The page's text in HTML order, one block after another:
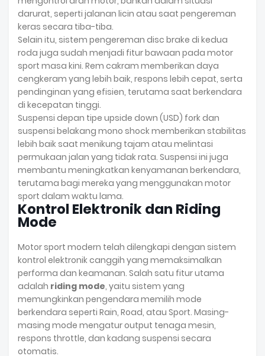
darurat, seperti jalanan licin atau saat pengereman
keras secara tiba-tiba.
Selain itu, sistem pengereman disc brake di kedua
roda juga sudah menjadi fitur bawaan pada motor
sport masa kini. Rem cakram memberikan daya
cengkeram yang lebih baik, respons lebih cepat, serta
pendinginan yang efisien, terutama saat berkendara
di kecepatan tinggi.
Suspensi depan tipe upside down (USD) fork dan
suspensi belakang mono shock memberikan stabilitas
lebih baik saat menikung tajam atau melintasi
permukaan jalan yang tidak rata. Suspensi ini juga
membantu meningkatkan kenyamanan berkendara,
terutama bagi mereka yang menggunakan motor
sport dalam waktu lama.
Kontrol Elektronik dan Riding
Mode
Motor sport modern telah dilengkapi dengan sistem
kontrol elektronik canggih yang memaksimalkan
performa dan keamanan. Salah satu fitur utama
adalah riding mode, yaitu sistem yang
memungkinkan pengendara memilih mode
berkendara seperti Rain, Road, atau Sport. Masing-
masing mode mengatur output tenaga mesin,
respons throttle, dan kadang suspensi secara
otomatis.